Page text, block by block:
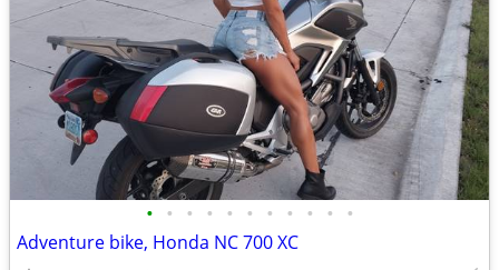
• • • • • • • • • • •
Adventure bike, Honda NC 700 XC